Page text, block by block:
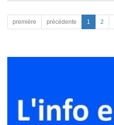
première précédente 1 2